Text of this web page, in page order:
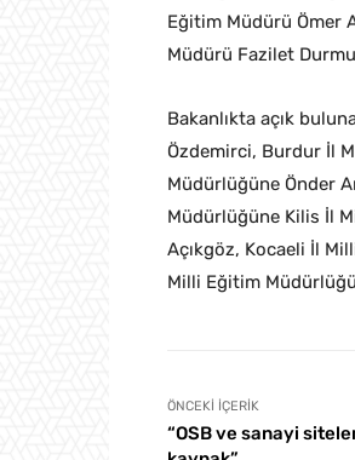
Eğitim Müdürü Ömer
Müdürü Fazilet
Bakanlıkta açık
Özdemirci, Burdur İl
Müdürlüğüne Önder
Müdürlüğüne Kilis İl
Açıkgöz, Kocaeli İl
Milli Eğitim
ÖNCEKI İÇERIK
“OSB ve sanayi